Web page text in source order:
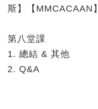
斯】【MMCACAAN】
第八堂課
1. 總結 & 其他
2. Q&A